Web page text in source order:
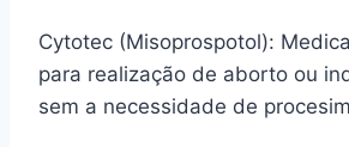
Cytotec (Misoprospotol):
para realização de aborto ou
sem a necessidade de